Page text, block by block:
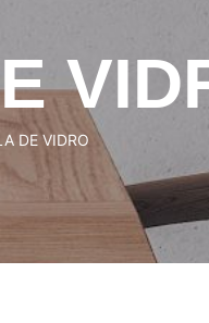
DE VIDRO